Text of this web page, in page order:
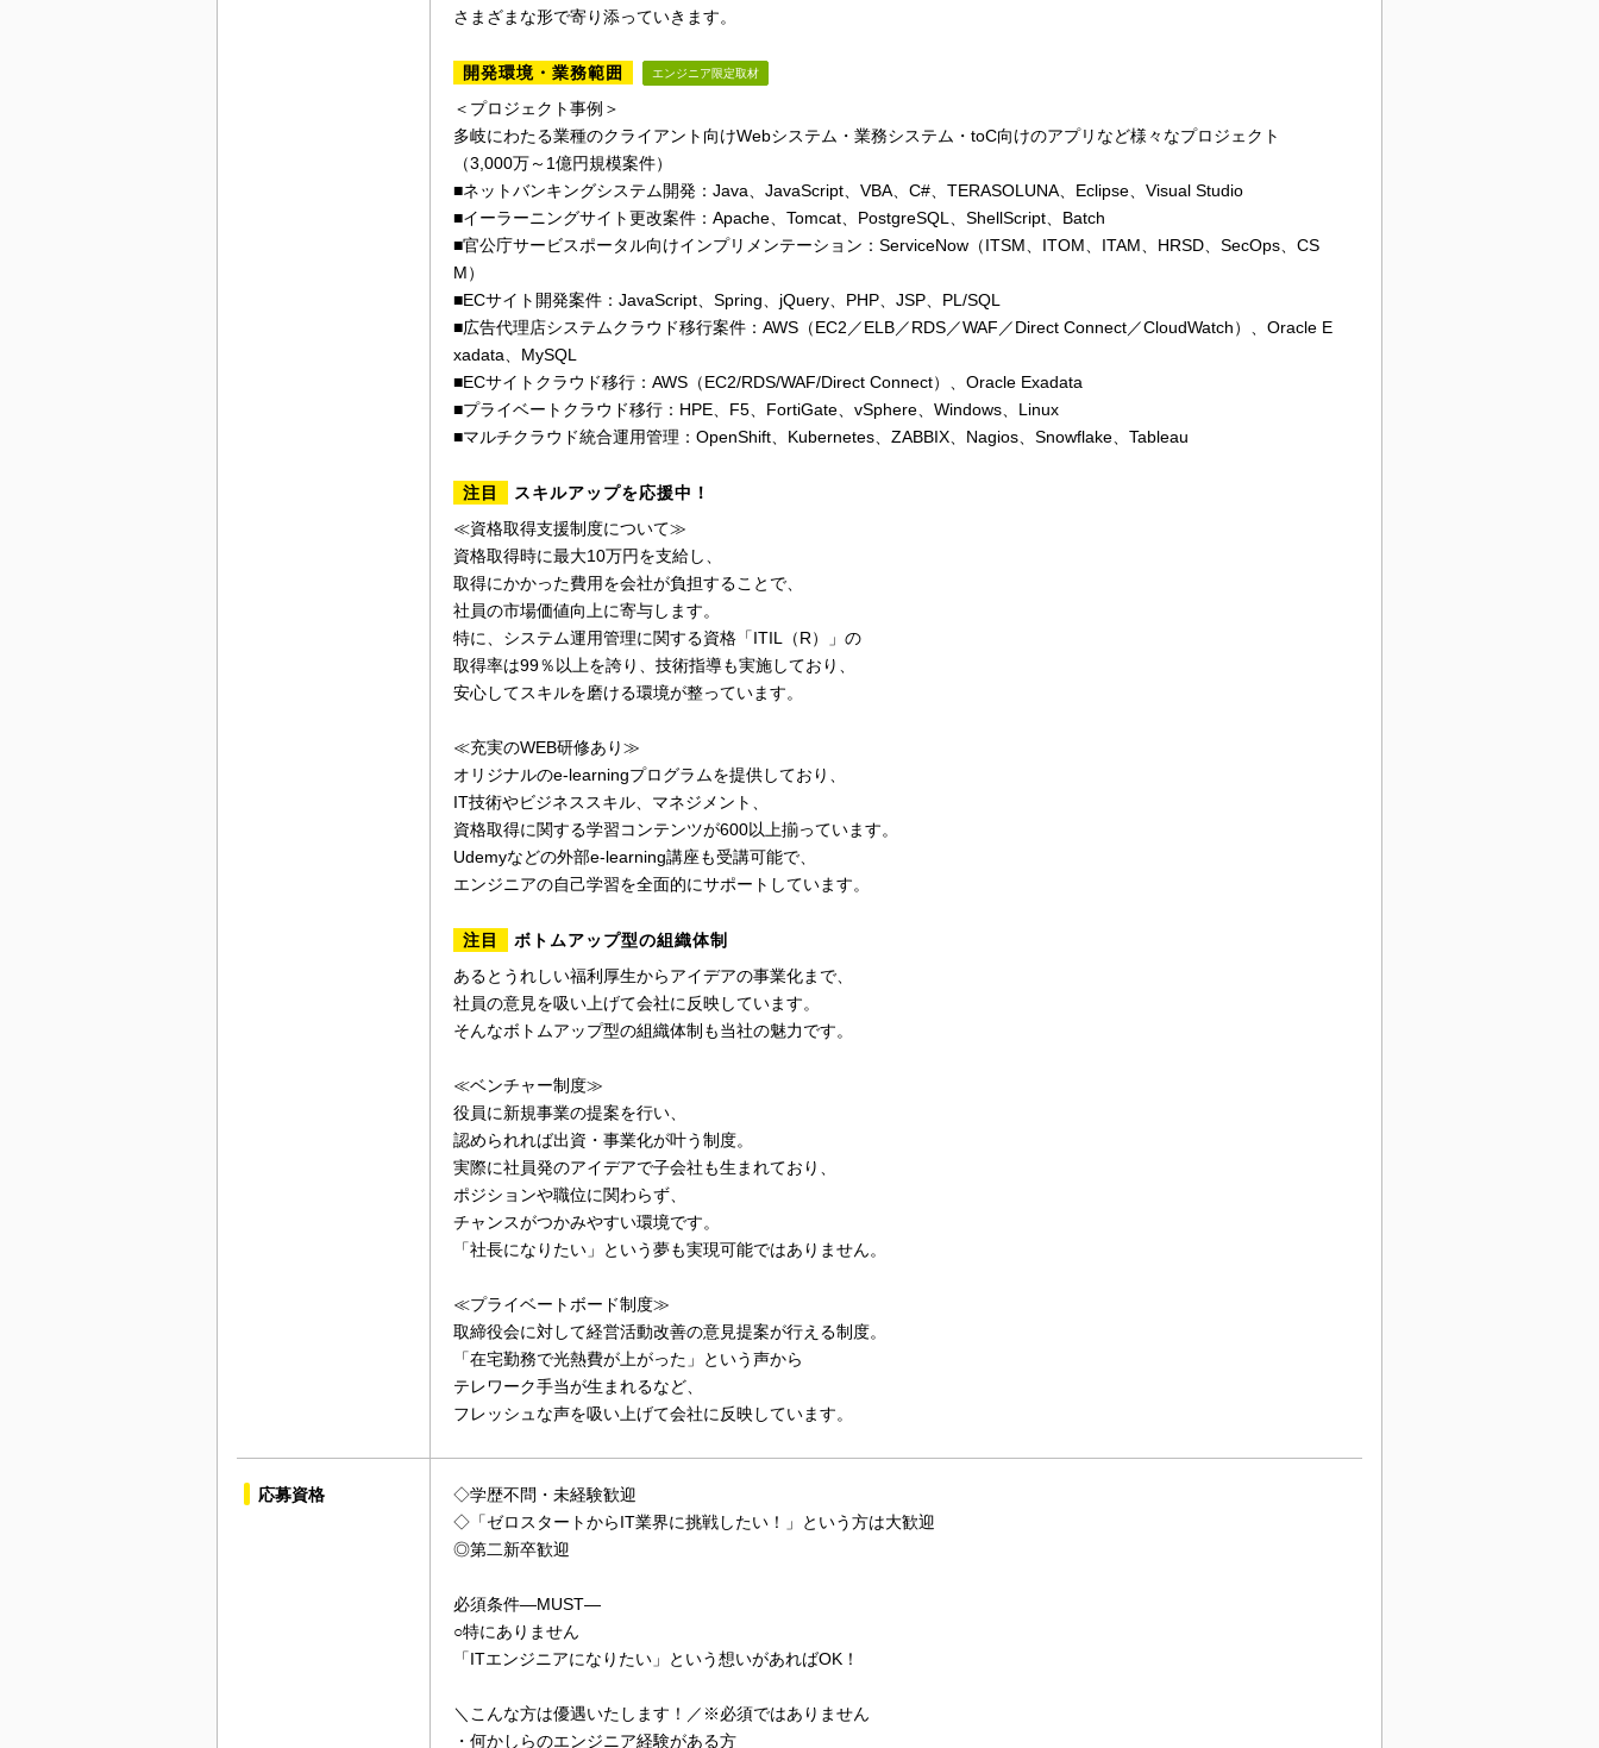
さまざまな形で寄り添っていきます。
開発環境・業務範囲 エンジニア限定取材
＜プロジェクト事例＞
多岐にわたる業種のクライアント向けWebシステム・業務システム・toC向けのアプリなど様々なプロジェクト
（3,000万～1億円規模案件）
■ネットバンキングシステム開発：Java、JavaScript、VBA、C#、TERASOLUNA、Eclipse、Visual Studio
■イーラーニングサイト更改案件：Apache、Tomcat、PostgreSQL、ShellScript、Batch
■官公庁サービスポータル向けインプリメンテーション：ServiceNow（ITSM、ITOM、ITAM、HRSD、SecOps、CS
M）
■ECサイト開発案件：JavaScript、Spring、jQuery、PHP、JSP、PL/SQL
■広告代理店システムクラウド移行案件：AWS（EC2／ELB／RDS／WAF／Direct Connect／CloudWatch）、Oracle E
xadata、MySQL
■ECサイトクラウド移行：AWS（EC2/RDS/WAF/Direct Connect）、Oracle Exadata
■プライベートクラウド移行：HPE、F5、FortiGate、vSphere、Windows、Linux
■マルチクラウド統合運用管理：OpenShift、Kubernetes、ZABBIX、Nagios、Snowflake、Tableau
注目
スキルアップを応援中！
≪資格取得支援制度について≫
資格取得時に最大10万円を支給し、
取得にかかった費用を会社が負担することで、
社員の市場価値向上に寄与します。
特に、システム運用管理に関する資格「ITIL（R）」の
取得率は99％以上を誇り、技術指導も実施しており、
安心してスキルを磨ける環境が整っています。
≪充実のWEB研修あり≫
オリジナルのe-learningプログラムを提供しており、
IT技術やビジネススキル、マネジメント、
資格取得に関する学習コンテンツが600以上揃っています。
Udemyなどの外部e-learning講座も受講可能で、
エンジニアの自己学習を全面的にサポートしています。
注目
ボトムアップ型の組織体制
あるとうれしい福利厚生からアイデアの事業化まで、
社員の意見を吸い上げて会社に反映しています。
そんなボトムアップ型の組織体制も当社の魅力です。
≪ベンチャー制度≫
役員に新規事業の提案を行い、
認められれば出資・事業化が叶う制度。
実際に社員発のアイデアで子会社も生まれており、
ポジションや職位に関わらず、
チャンスがつかみやすい環境です。
「社長になりたい」という夢も実現可能ではありません。
≪プライベートボード制度≫
取締役会に対して経営活動改善の意見提案が行える制度。
「在宅勤務で光熱費が上がった」という声から
テレワーク手当が生まれるなど、
フレッシュな声を吸い上げて会社に反映しています。
応募資格
◇学歴不問・未経験歓迎
◇「ゼロスタートからIT業界に挑戦したい！」という方は大歓迎
◎第二新卒歓迎
必須条件―MUST―
○特にありません
「ITエンジニアになりたい」という想いがあればOK！
＼こんな方は優遇いたします！／※必須ではありません
・何かしらのエンジニア経験がある方